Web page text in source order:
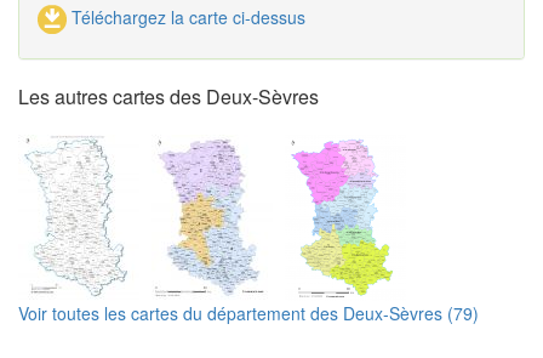
Téléchargez la carte ci-dessus
Les autres cartes des Deux-Sèvres
Voir toutes les cartes du département des Deux-Sèvres (79)